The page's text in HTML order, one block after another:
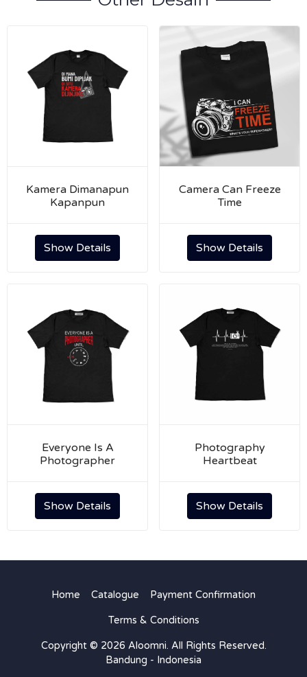
Kamera Dimanapun
Kapanpun
Show Details
Camera Can Freeze
Time
Show Details
Everyone Is A
Photographer
Show Details
Photography
Heartbeat
Show Details
Home Catalogue Payment Confirmation
Terms & Conditions
Copyright © 2026 Aloomni. All Rights Reserved.
Bandung - Indonesia